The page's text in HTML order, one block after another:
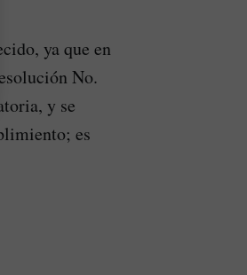
ya que en
No.
y se
es